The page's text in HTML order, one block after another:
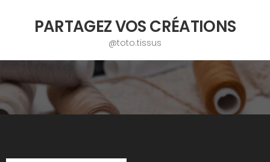
PARTAGEZ VOS CRÉATIONS
@toto.tissus